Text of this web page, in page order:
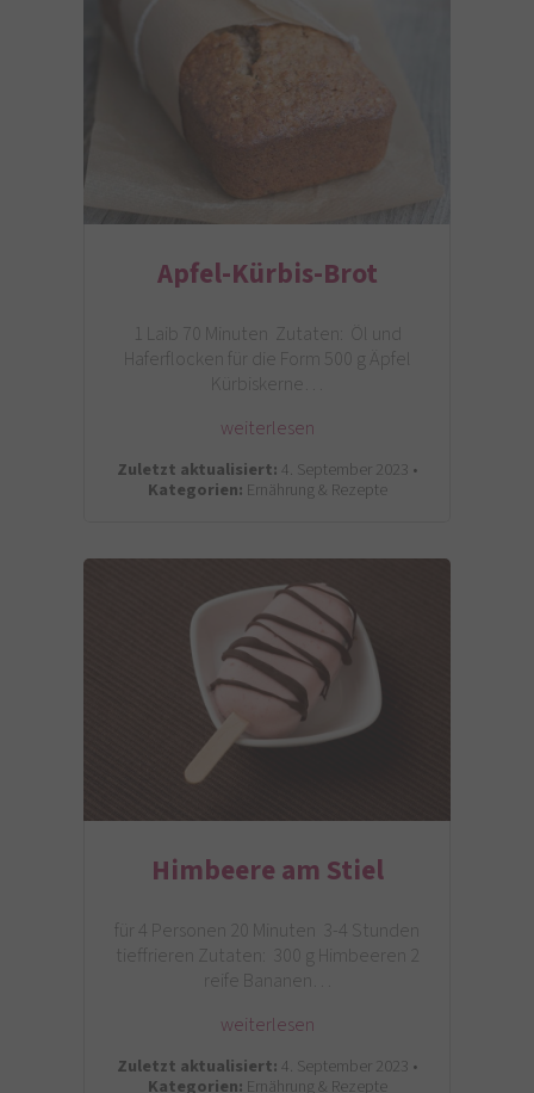
Apfel-Kürbis-Brot
1 Laib 70 Minuten Zutaten: Öl und
Haferflocken für die Form 500 g Äpfel
Kürbiskerne…
weiterlesen
Zuletzt aktualisiert: 4. September 2023 •
Kategorien: Ernährung & Rezepte
Himbeere am Stiel
für 4 Personen 20 Minuten 3-4 Stunden
tieffrieren Zutaten: 300 g Himbeeren 2
reife Bananen…
weiterlesen
Zuletzt aktualisiert: 4. September 2023 •
Kategorien: Ernährung & Rezepte